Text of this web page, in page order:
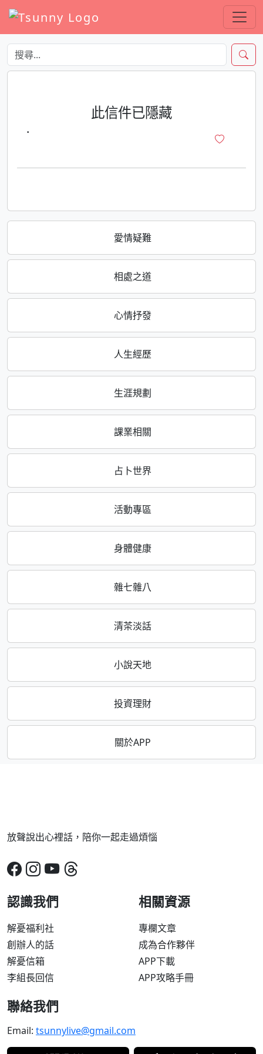
愛情疑難
相處之道
心情抒發
人生經歷
生涯規劃
課業相關
占卜世界
活動專區
身體健康
雜七雜八
清茶淡話
小說天地
投資理財
關於APP
此信件已隱藏
·
放聲說出心裡話，陪你一起走過煩惱
認識我們
解憂福利社
創辦人的話
解憂信箱
李組長回信
相關資源
專欄文章
成為合作夥伴
APP下載
APP攻略手冊
聯絡我們
Email: tsunnylive@gmail.com